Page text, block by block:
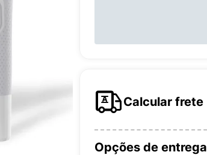
Calcular frete
Opções de entrega